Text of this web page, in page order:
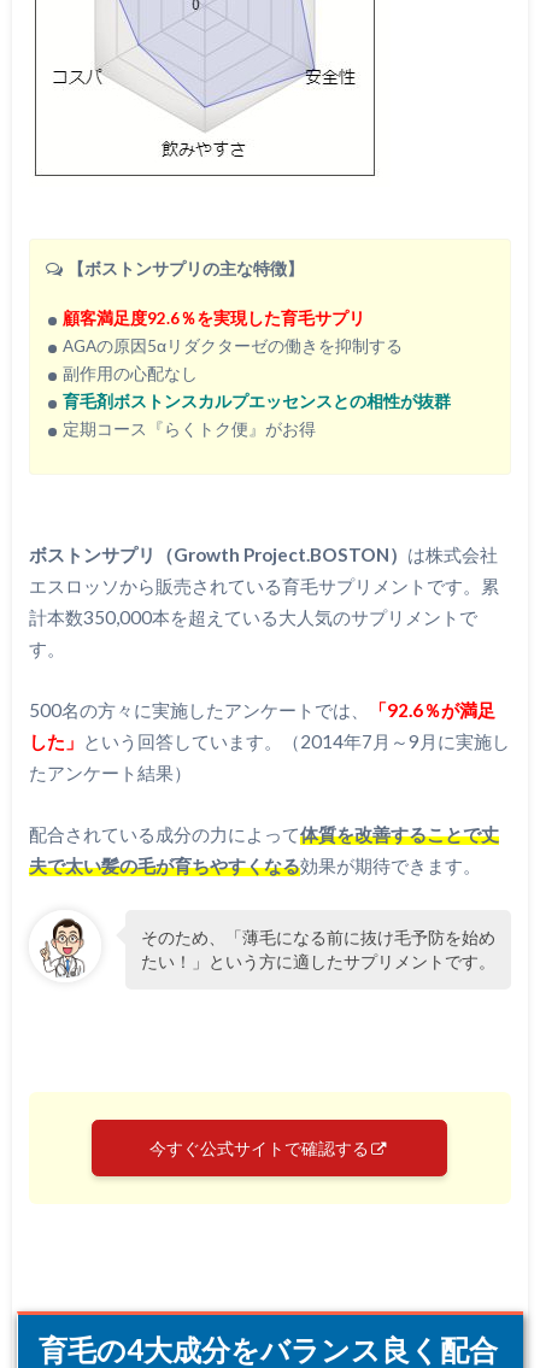
【ボストンサプリの主な特徴】
顧客満足度92.6％を実現した育毛サプリ
AGAの原因5αリダクターゼの働きを抑制する
副作用の心配なし
育毛剤ボストンスカルプエッセンスとの相性が抜群
定期コース『らくトク便』がお得
ボストンサプリ（Growth Project.BOSTON） は株式会社
エスロッソから販売されている育毛サプリメントです。累
計本数350,000本を超えている大人気のサプリメントで
す。
500名の方々に実施したアンケートでは、
「92.6％が満足
した」 という回答しています。（2014年7月～9月に実施し
たアンケート結果）
配合されている成分の力によって体質を改善することで丈
夫で太い髪の毛が育ちやすくなる効果が期待できます。
そのため、「薄毛になる前に抜け毛予防を始め
たい！」という方に適したサプリメントです。
今すぐ公式サイトで確認する
育毛の4大成分をバランス良く配合